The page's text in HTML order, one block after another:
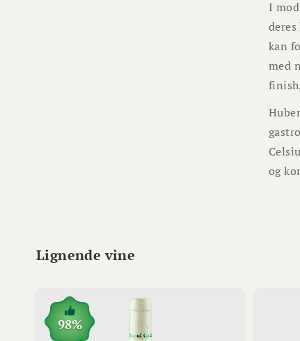
I
kan
med
og
Lignende vine
98%